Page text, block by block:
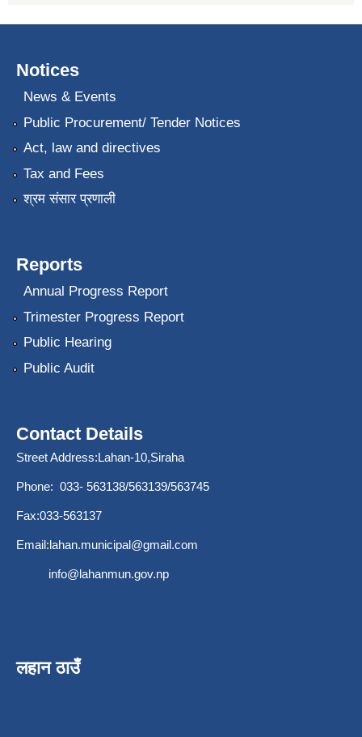
Notices
News & Events
Public Procurement/ Tender Notices
Act, law and directives
Tax and Fees
श्रम संसार प्रणाली
Reports
Annual Progress Report
Trimester Progress Report
Public Hearing
Public Audit
Contact Details
Street Address:Lahan-10,Siraha
Phone: 033- 563138/563139/563745
Fax:033-563137
Email:lahan.municipal@gmail.com
info@lahanmun.gov.np
लहान ठाउँ